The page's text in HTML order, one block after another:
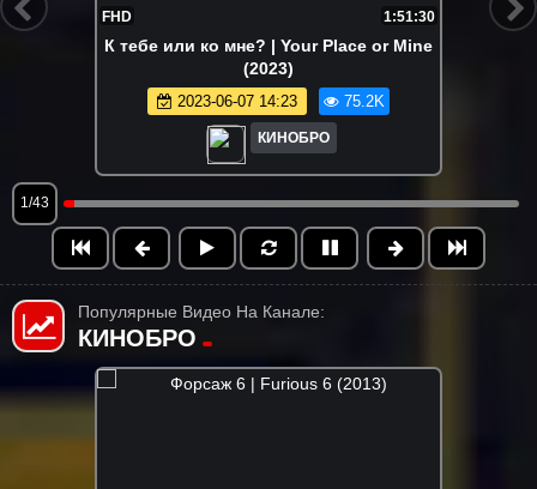
FHD 1:51:30
К тебе или ко мне? | Your Place or Mine
(2023)
2023-06-07 14:23 75.2K
КИНОБРО
1/43
Популярные Видео На Канале:
КИНОБРО